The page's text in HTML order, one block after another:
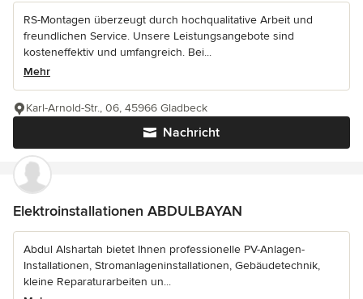
RS-Montagen überzeugt durch hochqualitative Arbeit und
freundlichen Service. Unsere Leistungsangebote sind
kosteneffektiv und umfangreich. Bei...
Mehr
Nachricht
Karl-Arnold-Str., 06, 45966 Gladbeck
Elektroinstallationen ABDULBAYAN
Abdul Alshartah bietet Ihnen professionelle PV-Anlagen-
Installationen, Stromanlageninstallationen, Gebäudetechnik,
kleine Reparaturarbeiten un...